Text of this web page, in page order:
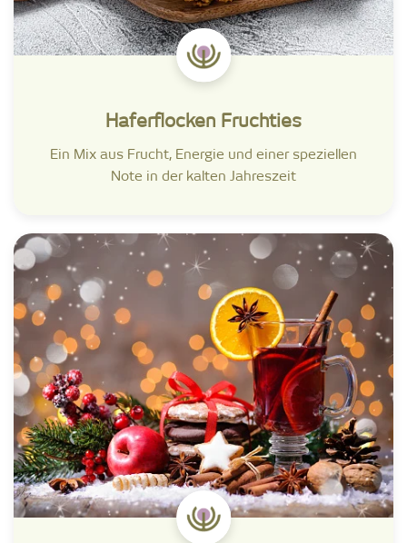
Haferflocken Fruchties
Ein Mix aus Frucht, Energie und einer speziellen
Note in der kalten Jahreszeit